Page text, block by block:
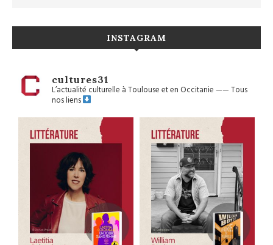
INSTAGRAM
cultures31
L’actualité culturelle à Toulouse et en Occitanie——Tous
nos liens